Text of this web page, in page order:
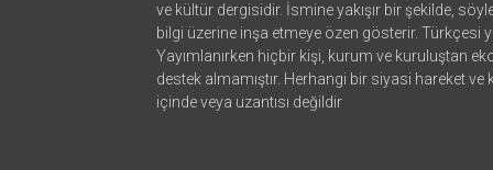
ve kültür dergisidir. İsmine yakışır bir şekilde,
bilgi üzerine inşa etmeye özen gösterir. Türkçesi
Yayımlanırken hiçbir kişi, kurum ve kuruluştan
destek almamıştır. Herhangi bir siyasi hareket ve
içinde veya uzantısı değildir